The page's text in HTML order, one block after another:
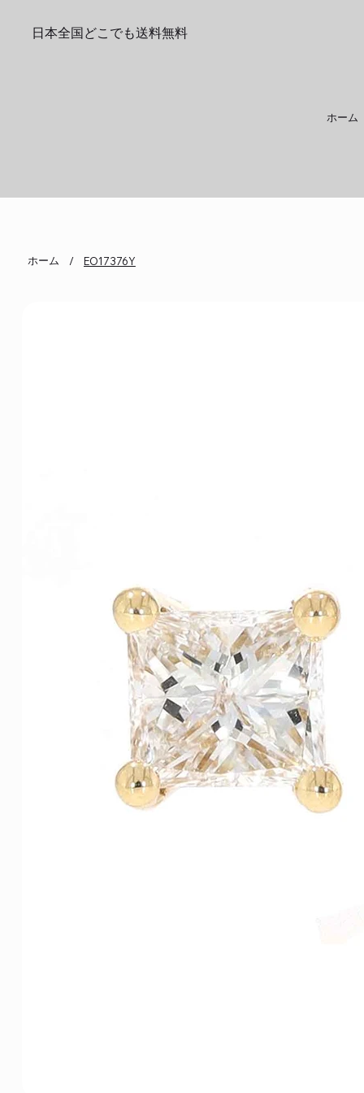
ホーム
日本全国どこでも送料無料
ホーム / EO17376Y